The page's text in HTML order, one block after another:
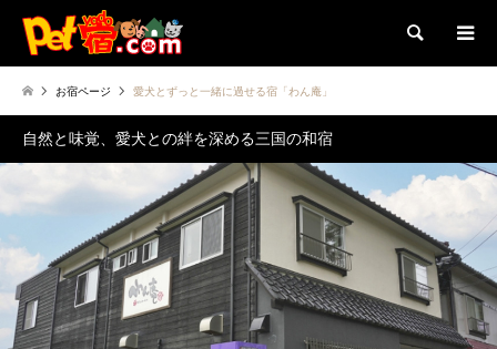
検索
お宿ページ 愛犬とずっと一緒に過せる宿「わん庵」
自然と味覚、愛犬との絆を深める三国の和宿